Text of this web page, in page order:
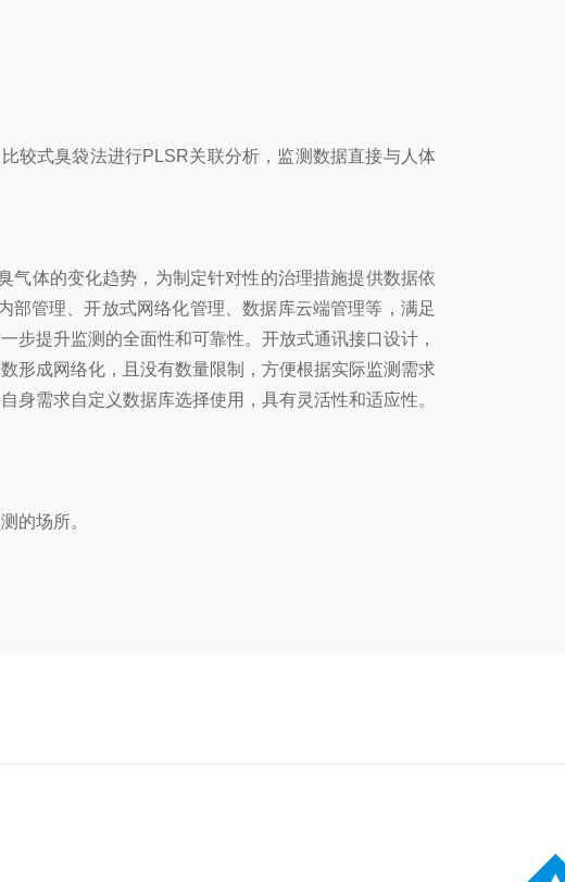
较式臭袋法进行PLSR关联分析，监测数据直接与人体
气体的变化趋势，为制定针对性的治理措施提供数据依
部管理、开放式网络化管理、数据库云端管理等，满足
步提升监测的全面性和可靠性。开放式通讯接口设计，
形成网络化，且没有数量限制，方便根据实际监测需求
身需求自定义数据库选择使用，具有灵活性和适应性。
的场所。